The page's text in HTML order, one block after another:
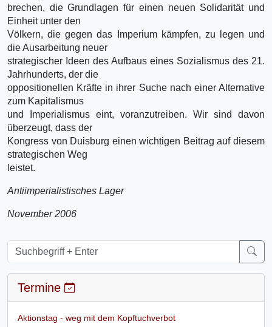
brechen, die Grundlagen für einen neuen Solidarität und
Einheit unter den
Völkern, die gegen das Imperium kämpfen, zu legen und
die Ausarbeitung neuer
strategischer Ideen des Aufbaus eines Sozialismus des 21.
Jahrhunderts, der die
oppositionellen Kräfte in ihrer Suche nach einer Alternative
zum Kapitalismus
und Imperialismus eint, voranzutreiben. Wir sind davon
überzeugt, dass der
Kongress von Duisburg einen wichtigen Beitrag auf diesem
strategischen Weg
leistet.
Antiimperialistisches Lager
November 2006
Termine
Aktionstag - weg mit dem Kopftuchverbot